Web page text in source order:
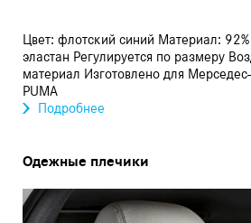
Цвет: флотский синий Материал:
эластан Регулируется по размеру
материал Изготовлено для
PUMA
Подробнее
Одежные плечики